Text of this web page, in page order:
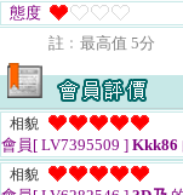
態度
註﹕最高值 5分
相貌
會員[ LV7395509 ] Kkk86
相貌